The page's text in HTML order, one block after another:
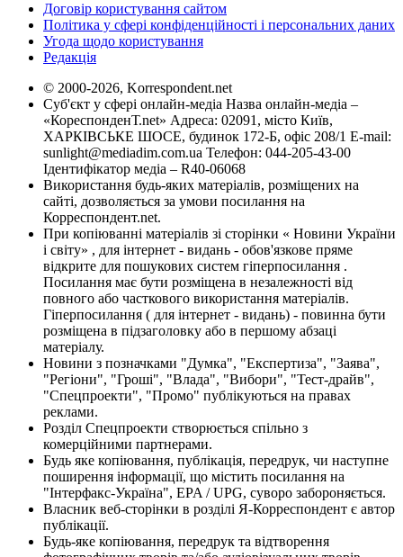
Договір користування сайтом
Політика у сфері конфіденційності і персональних даних
Угода щодо користування
Редакція
© 2000-2026, Korrespondent.net
Суб'єкт у сфері онлайн-медіа Назва онлайн-медіа –
«КореспонденТ.net» Адреса: 02091, місто Київ,
ХАРКІВСЬКЕ ШОСЕ, будинок 172-Б, офіс 208/1 E-mail:
sunlight@mediadim.com.ua Телефон: 044-205-43-00
Ідентифікатор медіа – R40-06068
Використання будь-яких матеріалів, розміщених на
сайті, дозволяється за умови посилання на
Корреспондент.net.
При копіюванні матеріалів зі сторінки « Новини України
і світу» , для інтернет - видань - обов'язкове пряме
відкрите для пошукових систем гіперпосилання .
Посилання має бути розміщена в незалежності від
повного або часткового використання матеріалів.
Гіперпосилання ( для інтернет - видань) - повинна бути
розміщена в підзаголовку або в першому абзаці
матеріалу.
Новини з позначками "Думка", "Експертиза", "Заява",
"Регіони", "Гроші", "Влада", "Вибори", "Тест-драйв",
"Спецпроекти", "Промо" публікуються на правах
реклами.
Розділ Спецпроекти створюється спільно з
комерційними партнерами.
Будь яке копіювання, публікація, передрук, чи наступне
поширення інформації, що містить посилання на
"Інтерфакс-Україна", EPA / UPG, суворо забороняється.
Власник веб-сторінки в розділі Я-Корреспондент є автор
публікації.
Будь-яке копіювання, передрук та відтворення